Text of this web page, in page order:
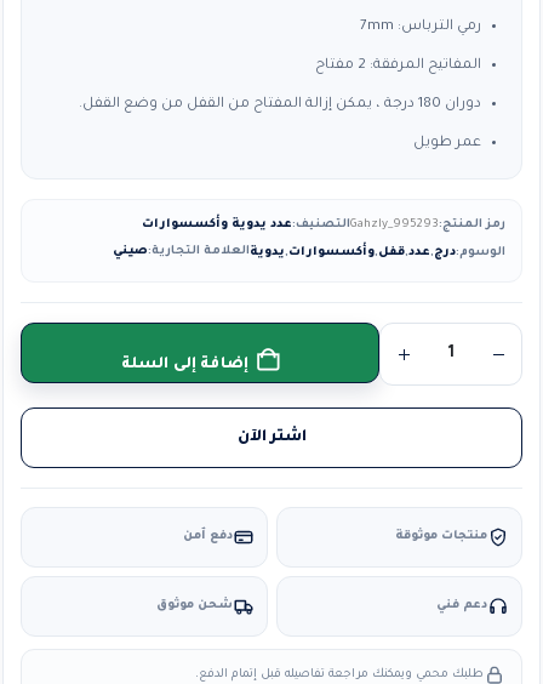
رمي الترباس: 7mm
المفاتيح المرفقة: 2 مفتاح
دوران 180 درجة ، يمكن إزالة المفتاح من القفل من وضع القفل.
عمر طويل
رمز المنتج:Gahzly_995293التصنيف:عدد يدوية وأكسسوارات
الوسوم:درج,عدد,قفل,وأكسسوارات,يدويةالعلامة التجارية:صيني
إضافة إلى السلة
اشتر الآن
منتجات موثوقة دفع آمن
دعم فني شحن موثوق
طلبك محمي ويمكنك مراجعة تفاصيله قبل إتمام الدفع.